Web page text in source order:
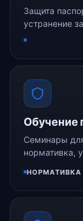
Защита
устранение
Обучение
Семинары
нормативка,
НОРМАТИВКА